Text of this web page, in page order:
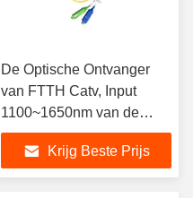
De Optische Ontvanger
van FTTH Catv, Input
1100~1650nm van de
Vezel de Optische Knoop
Krijg Beste Prijs